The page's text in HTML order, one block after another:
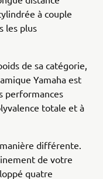
à couple
les plus
de sa catégorie,
Yamaha est
performances
totale et à
différente.
de votre
quatre